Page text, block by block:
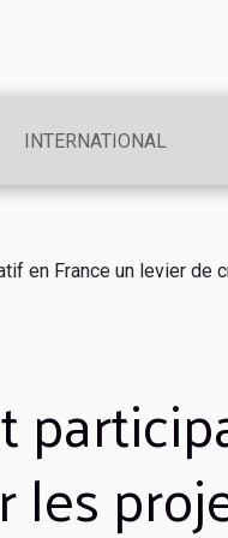
INTERNATIONAL
en France un levier de
les